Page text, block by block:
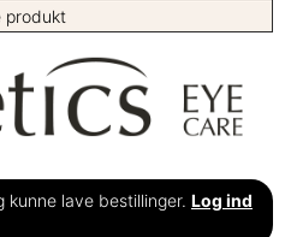
produkt
lave bestillinger. Log ind